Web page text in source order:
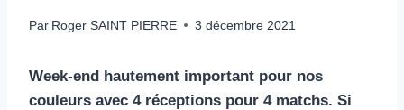
Par Roger SAINT PIERRE 3 décembre 2021
Week-end hautement important pour nos
couleurs avec 4 réceptions pour 4 matchs. Si